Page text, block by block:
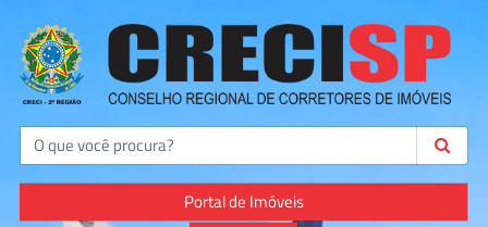
Buscar
Portal de Imóveis